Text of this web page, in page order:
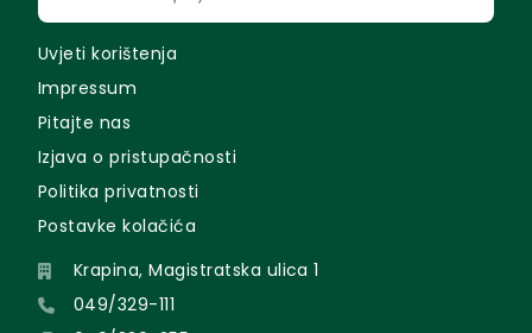
Uvjeti korištenja
Impressum
Pitajte nas
Izjava o pristupačnosti
Politika privatnosti
Postavke kolačića
Krapina, Magistratska ulica 1
049/329-111